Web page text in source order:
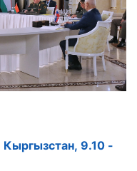
9.10 -